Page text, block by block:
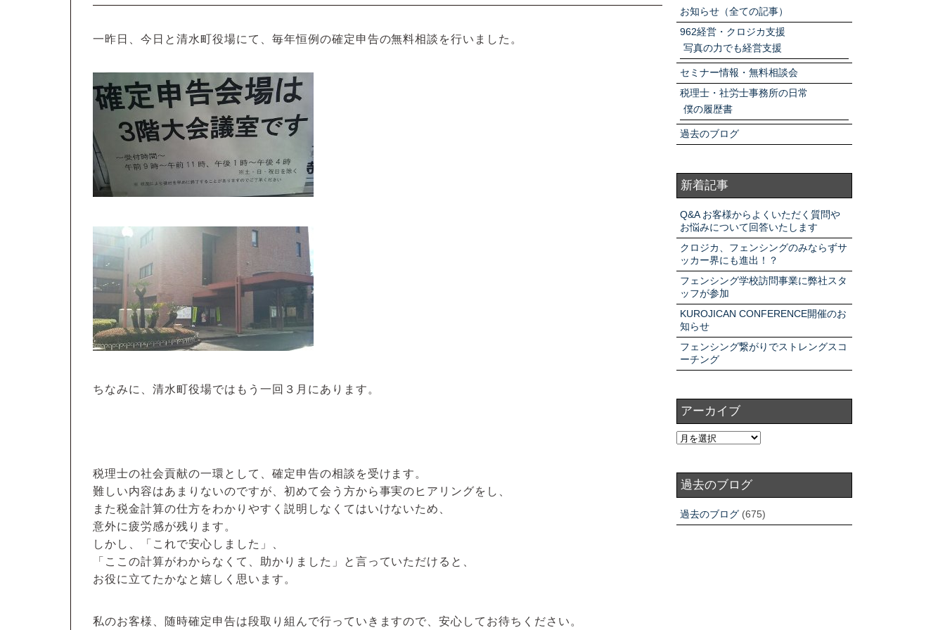
一昨日、今日と清水町役場にて、毎年恒例の確定申告の無料相談を行いました。
ちなみに、清水町役場ではもう一回３月にあります。
税理士の社会貢献の一環として、確定申告の相談を受けます。
難しい内容はあまりないのですが、初めて会う方から事実のヒアリングをし、
また税金計算の仕方をわかりやすく説明しなくてはいけないため、
意外に疲労感が残ります。
しかし、「これで安心しました」、
「ここの計算がわからなくて、助かりました」と言っていただけると、
お役に立てたかなと嬉しく思います。
私のお客様、随時確定申告は段取り組んで行っていきますので、安心してお待ちください。
お知らせ（全ての記事）
962経営・クロジカ支援
写真の力でも経営支援
セミナー情報・無料相談会
税理士・社労士事務所の日常
僕の履歴書
過去のブログ
新着記事
Q&A お客様からよくいただく質問や
お悩みについて回答いたします
クロジカ、フェンシングのみならずサ
ッカー界にも進出！？
フェンシング学校訪問事業に弊社スタ
ッフが参加
KUROJICAN CONFERENCE開催のお
知らせ
フェンシング繋がりでストレングスコ
ーチング
アーカイブ
過去のブログ
過去のブログ (675)
アクセスマップ
お電話・
お問合せフォーム